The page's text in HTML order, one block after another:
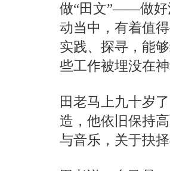
做“田文”——做好
动当中，有着值
实践、探寻，能
些工作被埋没在
田老马上九十岁
造，他依旧保持
与音乐，关于抉